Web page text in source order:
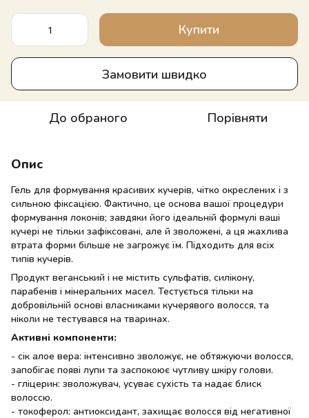
Купити
Замовити швидко
До обраного Порівняти
Опис
Гель для формування красивих кучерів, чітко окреслених і з
сильною фіксацією. Фактично, це основа вашої процедури
формування локонів; завдяки його ідеальній формулі ваші
кучері не тільки зафіксовані, але й зволожені, а ця жахлива
втрата форми більше не загрожує їм. Підходить для всіх
типів кучерів.
Продукт веганський і не містить сульфатів, силікону,
парабенів і мінеральних масел. Тестується тільки на
добровільній основі власниками кучерявого волосся, та
ніколи не тестувався на тваринах.
Активні компоненти:
- сік алое вера: інтенсивно зволожує, не обтяжуючи волосся,
запобігає появі лупи та заспокоює чутливу шкіру голови.
- гліцерин: зволожувач, усуває сухість та надає блиск
волоссю.
- токоферол: антиоксидант, захищає волосся від негативної